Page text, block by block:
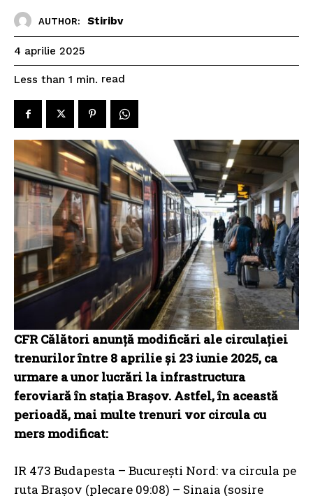
AUTHOR: Stiribv
4 aprilie 2025
Less than 1 min. read
CFR Călători anunță modificări ale circulației
trenurilor între 8 aprilie și 23 iunie 2025, ca
urmare a unor lucrări la infrastructura
feroviară în stația Brașov. Astfel, în această
perioadă, mai multe trenuri vor circula cu
mers modificat:
IR 473 Budapesta – București Nord: va circula pe
ruta Brașov (plecare 09:08) – Sinaia (sosire